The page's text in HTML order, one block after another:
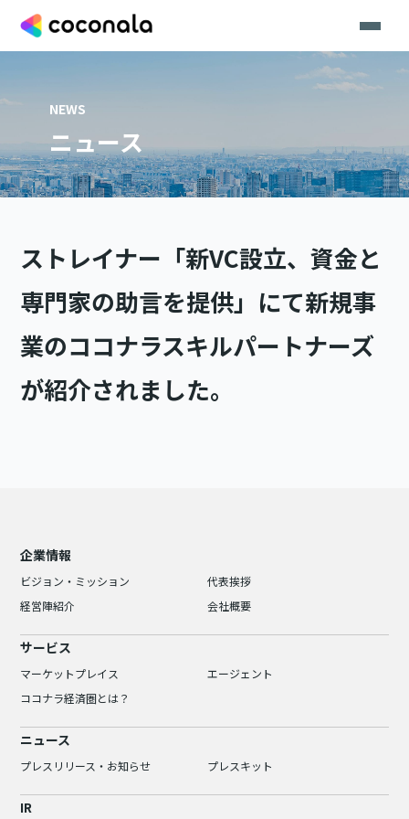
NEWS
ニュース
ストレイナー「新VC設立、資金と
専門家の助言を提供」にて新規事
業のココナラスキルパートナーズ
が紹介されました。
企業情報
ビジョン・ミッション
代表挨拶
経営陣紹介
会社概要
サービス
マーケットプレイス
エージェント
ココナラ経済圏とは？
ニュース
プレスリリース・お知らせ プレスキット
IR